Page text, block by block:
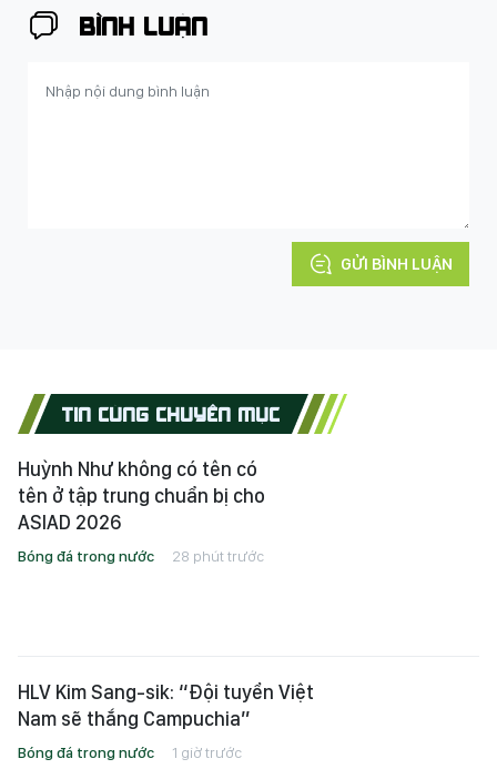
BÌNH LUẬN
GỬI BÌNH LUẬN
TIN CÙNG CHUYÊN MỤC
Huỳnh Như không có tên có
tên ở tập trung chuẩn bị cho
ASIAD 2026
Bóng đá trong nước 28 phút trước
HLV Kim Sang-sik: “Đội tuyển Việt
Nam sẽ thắng Campuchia”
Bóng đá trong nước 1 giờ trước